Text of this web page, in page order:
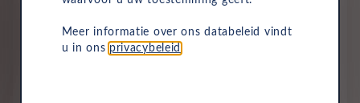
Meer informatie over ons databeleid vindt
u in ons privacybeleid